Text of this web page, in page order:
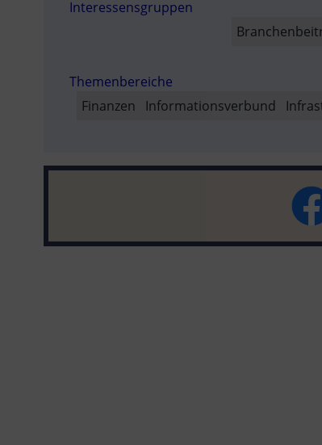
Interessensgruppen
Themenbereiche
Finanzen
Informationsverbund